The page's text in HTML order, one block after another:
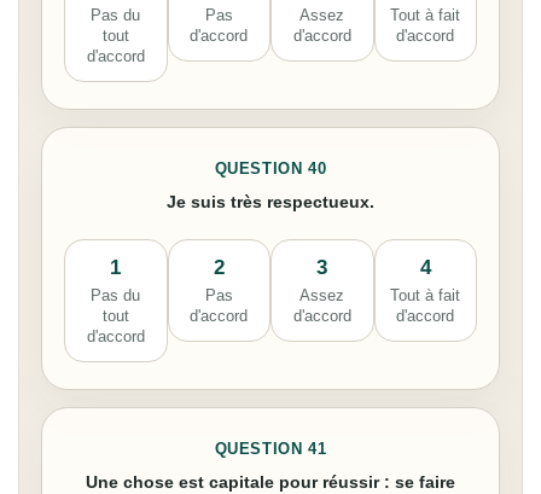
Pas du
tout
d'accord
Pas
d'accord
Assez
d'accord
Tout à fait
d'accord
QUESTION 40
Je suis très respectueux.
1
Pas du
tout
d'accord
2
Pas
d'accord
3
Assez
d'accord
4
Tout à fait
d'accord
QUESTION 41
Une chose est capitale pour réussir : se faire